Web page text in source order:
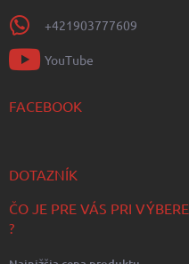
+421903777609
YouTube
FACEBOOK
DOTAZNÍK
ČO JE PRE VÁS PRI
?